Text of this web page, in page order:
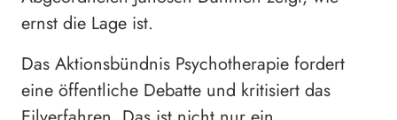
ernst die Lage ist.
Das Aktionsbündnis Psychotherapie fordert
eine öffentliche Debatte und kritisiert das